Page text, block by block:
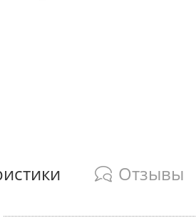
Отзывы